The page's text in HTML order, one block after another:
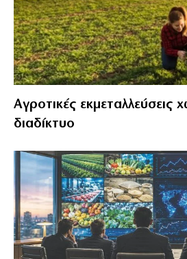
Αγροτικές εκμεταλλεύσεις
διαδίκτυο